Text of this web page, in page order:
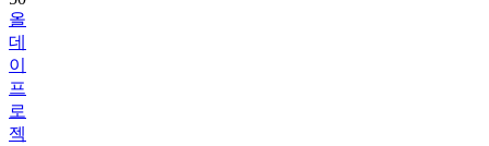
올
데
이
프
로
젝